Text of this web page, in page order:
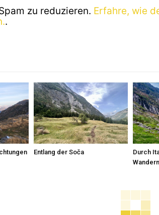
zu reduzieren. Erfahre, wie
.
Entlang der Soča
Durch